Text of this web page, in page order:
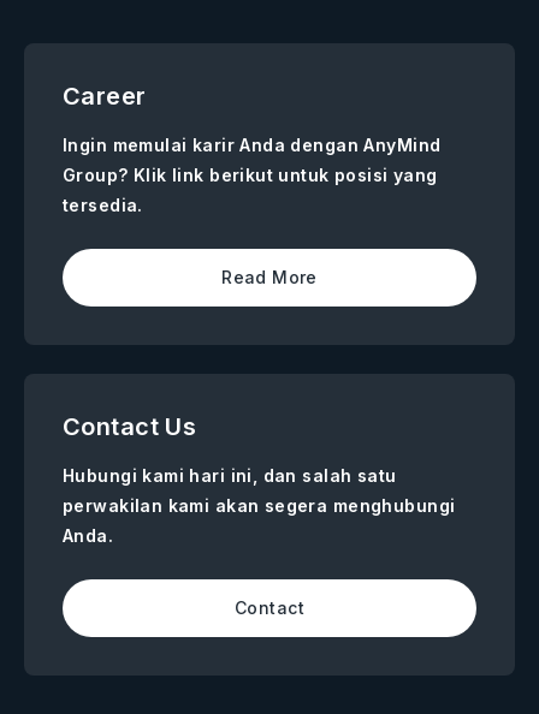
Career
Ingin memulai karir Anda dengan AnyMind
Group? Klik link berikut untuk posisi yang
tersedia.
Read More
Contact Us
Hubungi kami hari ini, dan salah satu
perwakilan kami akan segera menghubungi
Anda.
Contact